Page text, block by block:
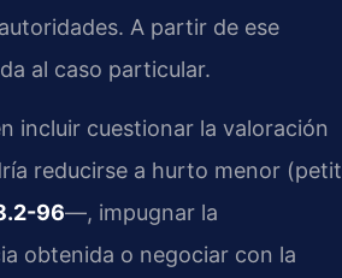
A partir de ese
al caso particular.
incluir cuestionar la valoración
reducirse a hurto menor (petit
96—, impugnar la
obtenida o negociar con la